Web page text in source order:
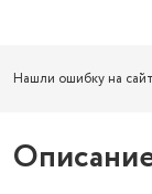
Нашли ошибку на